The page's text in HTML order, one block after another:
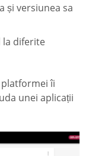
și versiunea sa
la diferite
îi
unei aplicații